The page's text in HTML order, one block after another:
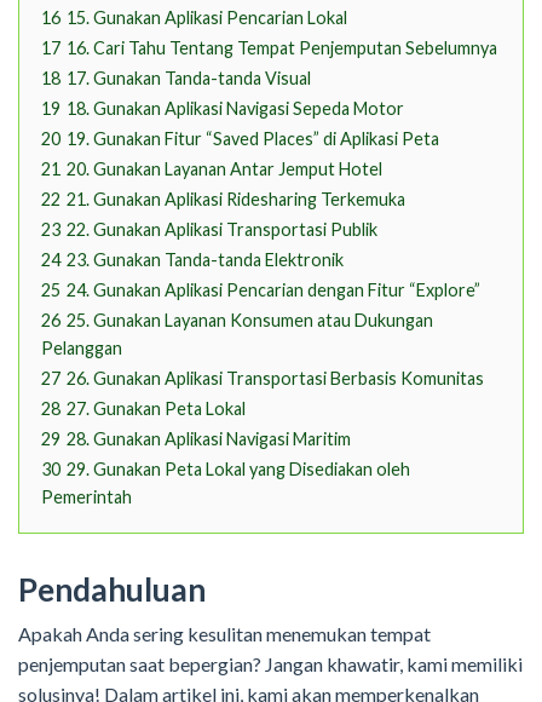
16 15. Gunakan Aplikasi Pencarian Lokal
17 16. Cari Tahu Tentang Tempat Penjemputan Sebelumnya
18 17. Gunakan Tanda-tanda Visual
19 18. Gunakan Aplikasi Navigasi Sepeda Motor
20 19. Gunakan Fitur “Saved Places” di Aplikasi Peta
21 20. Gunakan Layanan Antar Jemput Hotel
22 21. Gunakan Aplikasi Ridesharing Terkemuka
23 22. Gunakan Aplikasi Transportasi Publik
24 23. Gunakan Tanda-tanda Elektronik
25 24. Gunakan Aplikasi Pencarian dengan Fitur “Explore”
26 25. Gunakan Layanan Konsumen atau Dukungan
Pelanggan
27 26. Gunakan Aplikasi Transportasi Berbasis Komunitas
28 27. Gunakan Peta Lokal
29 28. Gunakan Aplikasi Navigasi Maritim
30 29. Gunakan Peta Lokal yang Disediakan oleh
Pemerintah
Pendahuluan
Apakah Anda sering kesulitan menemukan tempat
penjemputan saat bepergian? Jangan khawatir, kami memiliki
solusinya! Dalam artikel ini, kami akan memperkenalkan